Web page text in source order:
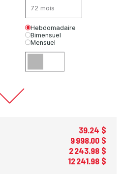
Hebdomadaire
Bimensuel
Mensuel
39.24 $
9 998.00 $
2 243.98 $
12 241.98 $